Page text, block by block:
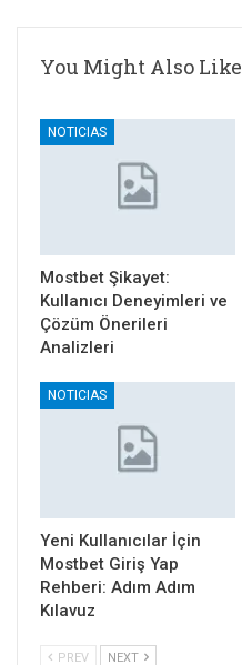
You Might Also Like
NOTICIAS
Mostbet Şikayet:
Kullanıcı Deneyimleri ve
Çözüm Önerileri
Analizleri
NOTICIAS
Yeni Kullanıcılar İçin
Mostbet Giriş Yap
Rehberi: Adım Adım
Kılavuz
PREV NEXT